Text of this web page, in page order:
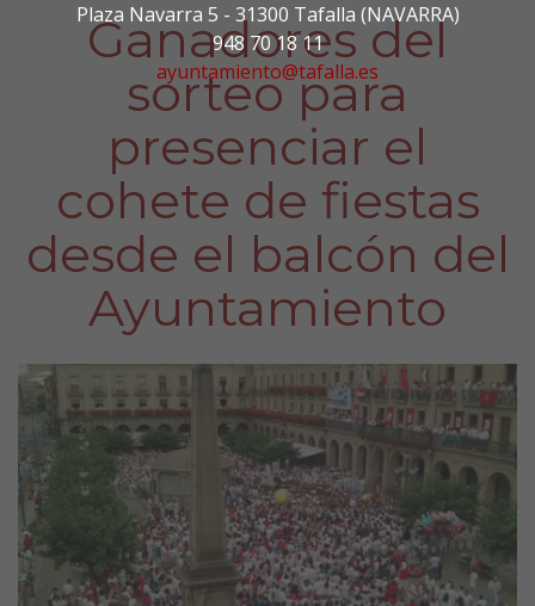
Plaza Navarra 5 - 31300 Tafalla (NAVARRA)
948 70 18 11
ayuntamiento@tafalla.es
Ganadores del
sorteo para
presenciar el
cohete de fiestas
desde el balcón del
Ayuntamiento